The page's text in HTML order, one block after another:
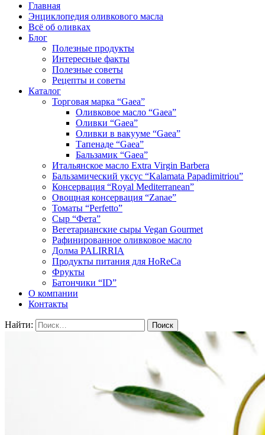
Главная
Энциклопедия оливкового масла
Всё об оливках
Блог
Полезные продукты
Интересные факты
Полезные советы
Рецепты и советы
Каталог
Торговая марка “Gaea”
Оливковое масло “Gaea”
Оливки “Gaea”
Оливки в вакууме “Gaea”
Тапенаде “Gaea”
Бальзамик “Gaea”
Итальянское масло Extra Virgin Barbera
Бальзамический уксус “Kalamata Papadimitriou”
Консервация “Royal Mediterranean”
Овощная консервация “Zanae”
Томаты “Perfetto”
Сыр “Фета”
Вегетарианские сыры Vegan Gourmet
Рафинированное оливковое масло
Долма PALIRRIA
Продукты питания для HoReCa
Фрукты
Батончики “ID”
О компании
Контакты
Найти: